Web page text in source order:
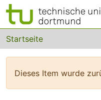
Bereiche & Sammlungen
Das gesamte
FAQ
Startseite
Dieses Item wurde